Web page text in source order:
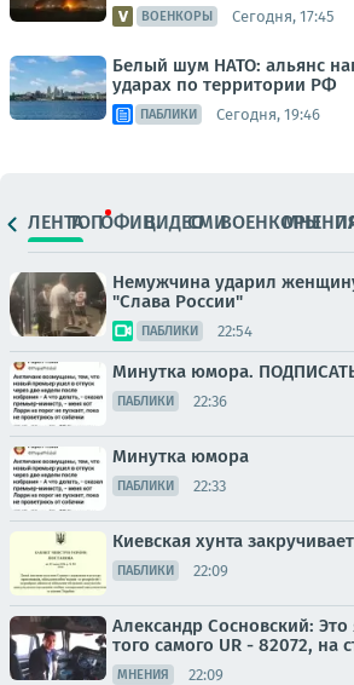
ВОЕНКОРЫ Сегодня, 17:45
Белый шум НАТО: альянс
ударах по территории РФ
ПАБЛИКИ Сегодня, 19:46
ЛЕНТАТОПОФИЦ.ВИДЕОСМИВОЕНКОРЫ
Немужчина ударил
"Слава России"
ПАБЛИКИ 22:54
Минутка юмора.
ПАБЛИКИ 22:36
Минутка юмора
ПАБЛИКИ 22:33
Киевская хунта
ПАБЛИКИ 22:09
Александр Сосновский:
того самого UR - 82072, на
МНЕНИЯ 22:09